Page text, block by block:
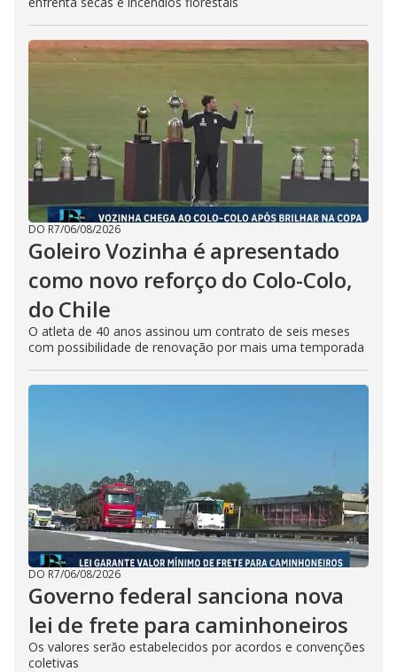
DO R7/06/08/2026
Goleiro Vozinha é apresentado
como novo reforço do Colo-Colo,
do Chile
O atleta de 40 anos assinou um contrato de seis meses
com possibilidade de renovação por mais uma temporada
DO R7/06/08/2026
Governo federal sanciona nova
lei de frete para caminhoneiros
Os valores serão estabelecidos por acordos e convenções
coletivas